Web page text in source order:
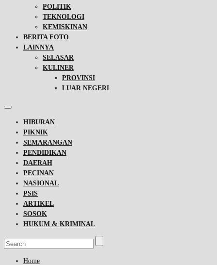
POLITIK
TEKNOLOGI
KEMISKINAN
BERITA FOTO
LAINNYA
SELASAR
KULINER
PROVINSI
LUAR NEGERI
HIBURAN
PIKNIK
SEMARANGAN
PENDIDIKAN
DAERAH
PECINAN
NASIONAL
PSIS
ARTIKEL
SOSOK
HUKUM & KRIMINAL
Home